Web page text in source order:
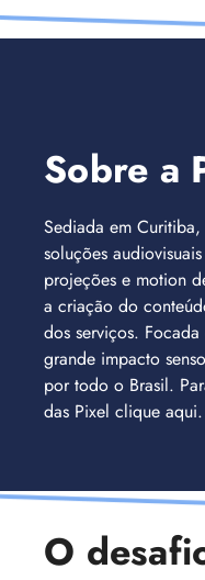
Sediada em
soluções
projeções e motion
a criação do
dos serviços.
grande impacto
por todo o Brasil.
das Pixel clique aqui.
O